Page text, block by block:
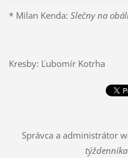
* Milan Kenda: Slečny na
Kresby: Ľubomír Kotrha
Správca a administrátor
týždenníka